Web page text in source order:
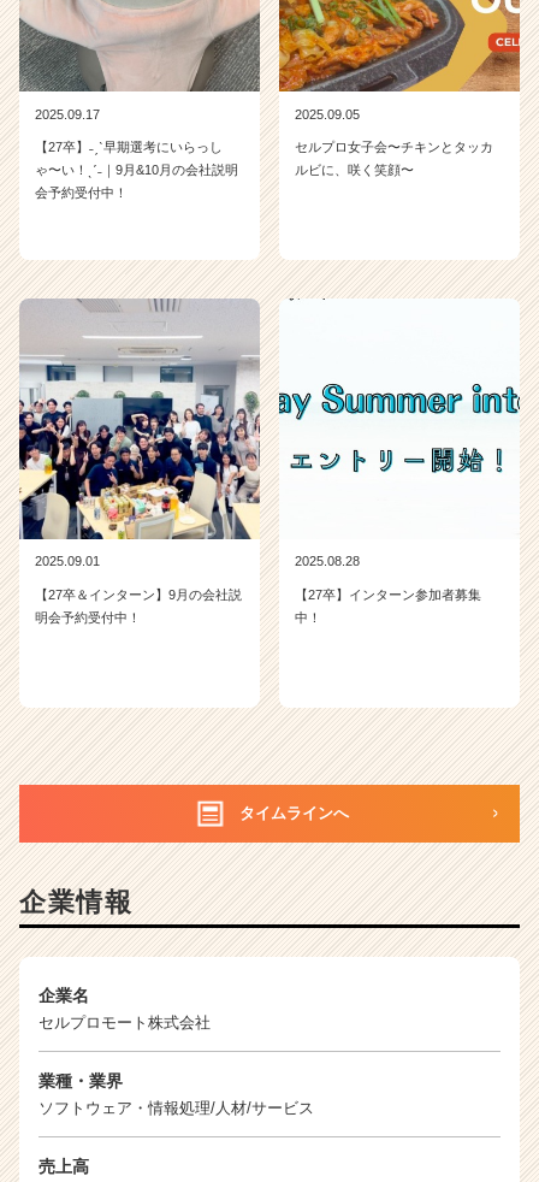
2025.09.17
【27卒】˗ˏˋ早期選考にいらっし
ゃ〜い！ˎˊ˗｜9月&10月の会社説明
会予約受付中！
2025.09.05
セルプロ女子会〜チキンとタッカ
ルビに、咲く笑顔〜
2025.09.01
【27卒＆インターン】9月の会社説
明会予約受付中！
2025.08.28
【27卒】インターン参加者募集
中！
タイムラインへ
企業情報
企業名
セルプロモート株式会社
業種・業界
ソフトウェア・情報処理/人材/サービス
売上高